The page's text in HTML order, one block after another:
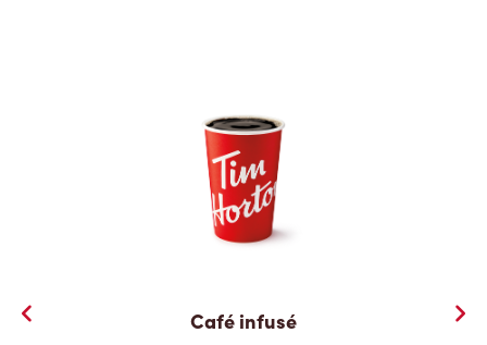
Café infusé